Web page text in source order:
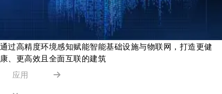
通过高精度环境感知赋能智能基础设施与物联网，打造更健
康、更高效且全面互联的建筑
应用